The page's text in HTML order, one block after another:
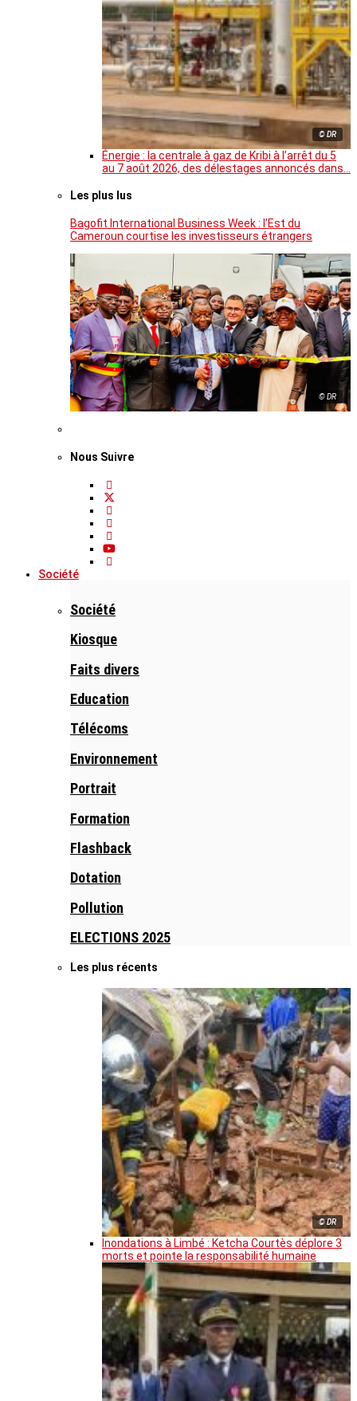
© DR
Énergie : la centrale à gaz de Kribi à l’arrêt du 5
au 7 août 2026, des délestages annoncés dans…
Les plus lus
Bagofit International Business Week : l’Est du
Cameroun courtise les investisseurs étrangers
© DR
Nous Suivre
Société
Société
Kiosque
Faits divers
Education
Télécoms
Environnement
Portrait
Formation
Flashback
Dotation
Pollution
ELECTIONS 2025
Les plus récents
© DR
Inondations à Limbé : Ketcha Courtès déplore 3
morts et pointe la responsabilité humaine